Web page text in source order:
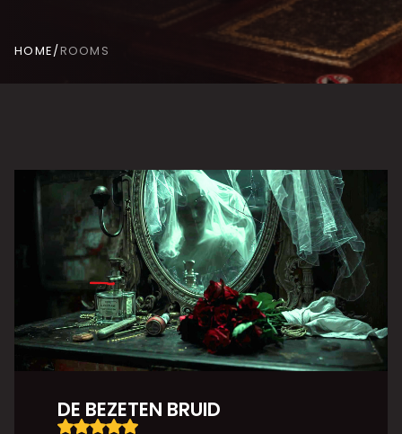
HOME/ROOMS
DE BEZETEN BRUID